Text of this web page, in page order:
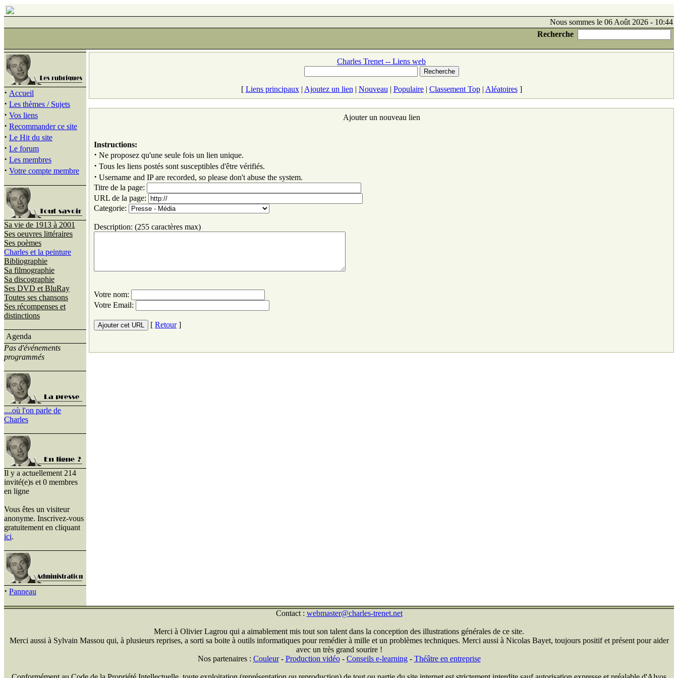
Nous sommes le 06 Août 2026 - 10:44
Recherche
· Accueil
· Les thèmes / Sujets
· Vos liens
· Recommander ce site
· Le Hit du site
· Le forum
· Les membres
· Votre compte membre
Sa vie de 1913 à 2001
Ses oeuvres littéraires
Ses poèmes
Charles et la peinture
Bibliographie
Sa filmographie
Sa discographie
Ses DVD et BluRay
Toutes ses chansons
Ses récompenses et
distinctions
Agenda
Pas d'événements
programmés
....où l'on parle de
Charles
Il y a actuellement 214
invité(e)s et 0 membres
en ligne
Vous êtes un visiteur
anonyme. Inscrivez-vous
gratuitement en cliquant
ici.
· Panneau
Charles Trenet -- Liens web
[ Liens principaux| Ajoutez un lien | Nouveau | Populaire| Classement Top| Aléatoires]
Ajouter un nouveau lien
Instructions:
· Ne proposez qu'une seule fois un lien unique.
· Tous les liens postés sont susceptibles d'être vérifiés.
· Username and IP are recorded, so please don't abuse the system.
Titre de la page:
URL de la page:
Categorie:
Description: (255 caractères max)
Votre nom:
Votre Email:
[ Retour]
Contact : webmaster@charles-trenet.net
Merci à Olivier Lagrou qui a aimablement mis tout son talent dans la conception des illustrations générales de ce site.
Merci aussi à Sylvain Massou qui, à plusieurs reprises, a sorti sa boite à outils informatiques pour remédier à mille et un problèmes techniques. Merci aussi à Nicolas Bayet, toujours positif et présent pour aider
avec un très grand sourire !
Nos partenaires : Couleur- Production vidéo- Conseils e-learning- Théâtre en entreprise